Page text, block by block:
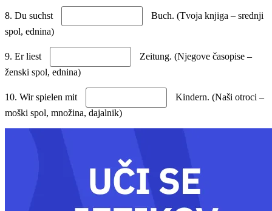
8. Du suchst
Buch. (Tvoja knjiga – srednji
spol, ednina)
9. Er liest
Zeitung. (Njegove časopise –
ženski spol, ednina)
10. Wir spielen mit
Kindern. (Naši otroci –
moški spol, množina, dajalnik)